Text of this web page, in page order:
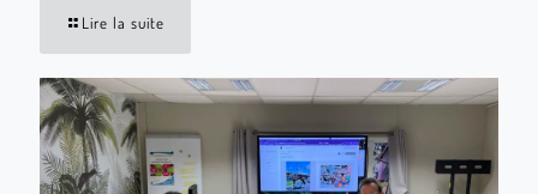
Lire la suite